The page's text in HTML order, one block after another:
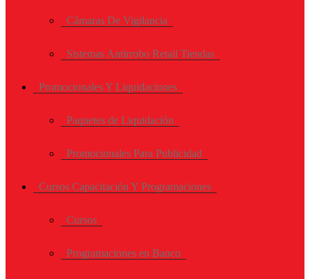
Cámaras De Vigilancia
Sistemas Antirrobo Retail Tiendas
Promocionales Y Liquidaciones
Paquetes de Liquidación
Promocionales Para Publicidad
Cursos Capacitación Y Programaciones
Cursos
Programaciones en Banco